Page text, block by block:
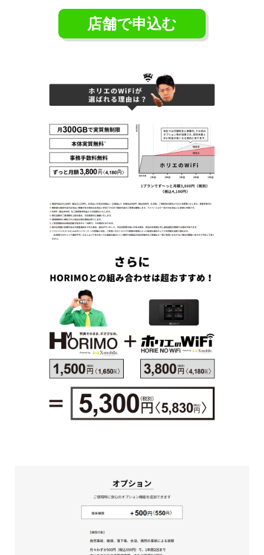
店舗で申込む